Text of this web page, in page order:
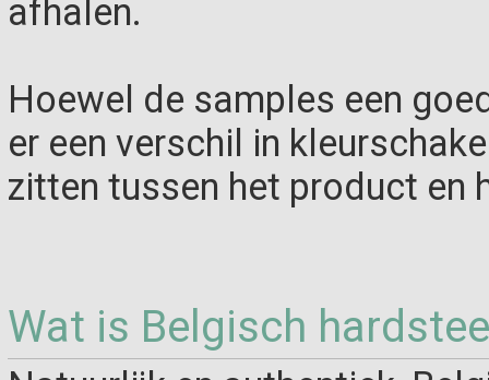
afhalen.
Hoewel de samples een
er een verschil in
zitten tussen het product en
Wat is Belgisch